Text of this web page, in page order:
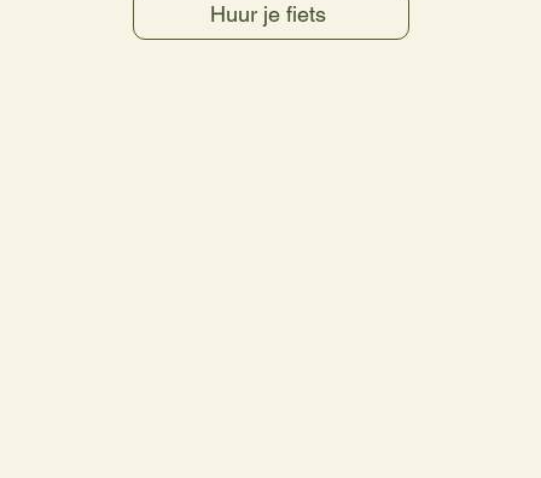
Huur je fiets